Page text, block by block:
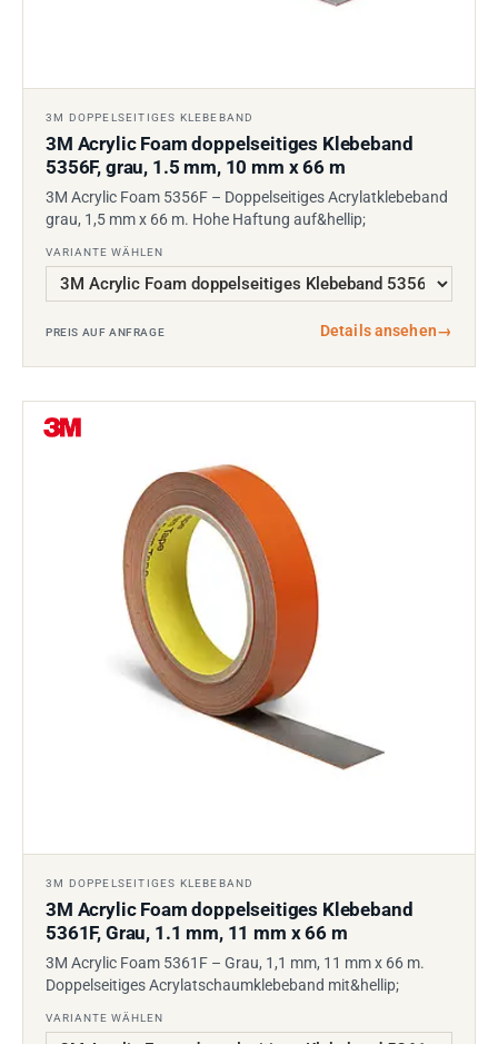
3M DOPPELSEITIGES KLEBEBAND
3M Acrylic Foam doppelseitiges Klebeband
5356F, grau, 1.5 mm, 10 mm x 66 m
3M Acrylic Foam 5356F – Doppelseitiges Acrylatklebeband
grau, 1,5 mm x 66 m. Hohe Haftung auf&hellip;
VARIANTE WÄHLEN
PREIS AUF ANFRAGE Details ansehen→
3M DOPPELSEITIGES KLEBEBAND
3M Acrylic Foam doppelseitiges Klebeband
5361F, Grau, 1.1 mm, 11 mm x 66 m
3M Acrylic Foam 5361F – Grau, 1,1 mm, 11 mm x 66 m.
Doppelseitiges Acrylatschaumklebeband mit&hellip;
VARIANTE WÄHLEN